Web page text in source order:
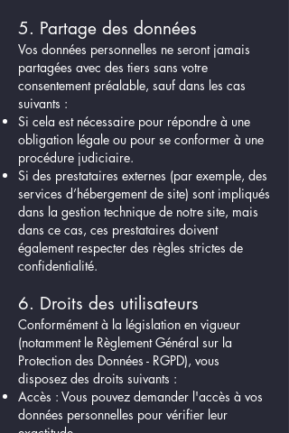
5. Partage des données
Vos données personnelles ne seront jamais
partagées avec des tiers sans votre
consentement préalable, sauf dans les cas
suivants :
Si cela est nécessaire pour répondre à une
obligation légale ou pour se conformer à une
procédure judiciaire.
Si des prestataires externes (par exemple, des
services d’hébergement de site) sont impliqués
dans la gestion technique de notre site, mais
dans ce cas, ces prestataires doivent
également respecter des règles strictes de
confidentialité.
6. Droits des utilisateurs
Conformément à la législation en vigueur
(notamment le Règlement Général sur la
Protection des Données - RGPD), vous
disposez des droits suivants :
Accès : Vous pouvez demander l'accès à vos
données personnelles pour vérifier leur